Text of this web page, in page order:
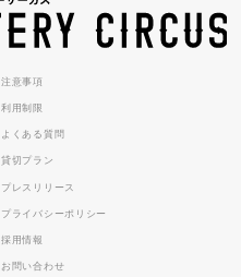
注意事項
利用制限
よくある質問
貸切プラン
プレスリリース
プライバシーポリシー
採用情報
お問い合わせ